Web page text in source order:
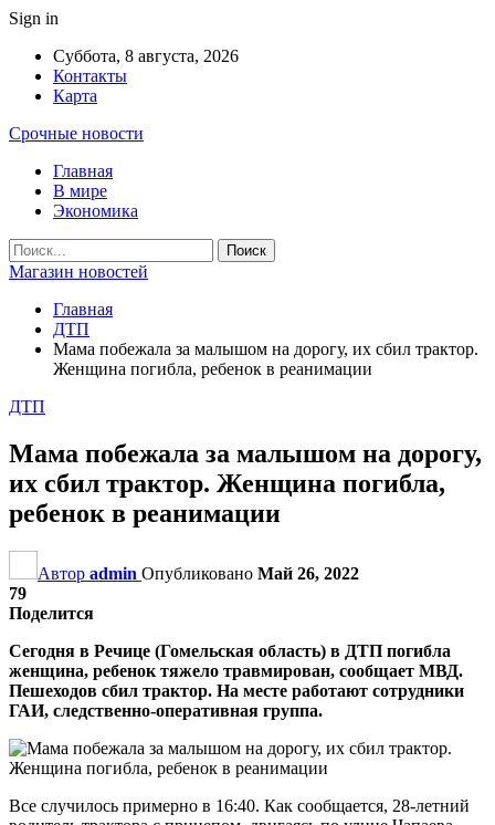
Sign in
Суббота, 8 августа, 2026
Контакты
Карта
Срочные новости
Главная
В мире
Экономика
Магазин новостей
Главная
ДТП
Мама побежала за малышом на дорогу, их сбил трактор.
Женщина погибла, ребенок в реанимации
ДТП
Мама побежала за малышом на дорогу,
их сбил трактор. Женщина погибла,
ребенок в реанимации
Автор admin Опубликовано Май 26, 2022
79
Поделится
Сегодня в Речице (Гомельская область) в ДТП погибла
женщина, ребенок тяжело травмирован, сообщает МВД.
Пешеходов сбил трактор. На месте работают сотрудники
ГАИ, следственно-оперативная группа.
Все случилось примерно в 16:40. Как сообщается, 28-летний